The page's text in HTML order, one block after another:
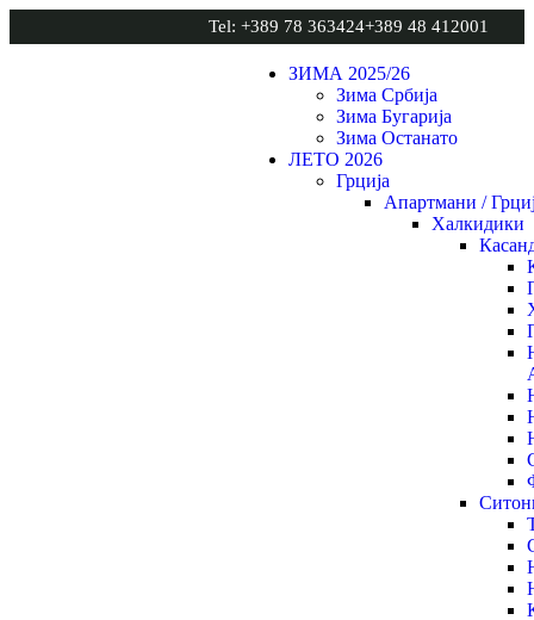
Tel: +389 78 363424+389 48 412001
ЗИМА 2025/26
Зима Србија
Зима Бугарија
Зима Останато
ЛЕТО 2026
Грција
Апартмани /
Халкидики